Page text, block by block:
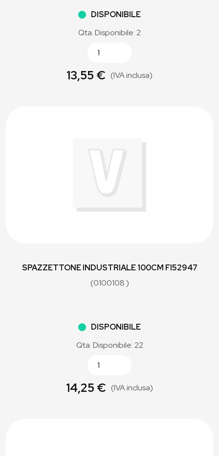
DISPONIBILE
Qta. Disponibile: 2
13,55 € (IVA inclusa)
SPAZZETTONE INDUSTRIALE 100CM FI52947
(0100108 )
DISPONIBILE
Qta. Disponibile: 22
14,25 € (IVA inclusa)